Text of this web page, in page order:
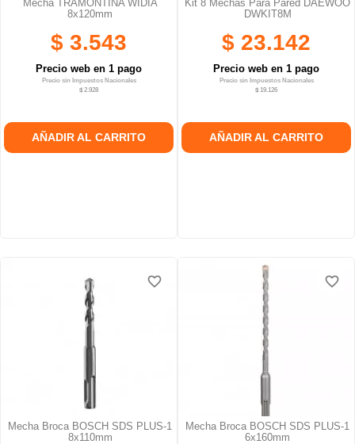
Mecha TRAMONTINA WIDIA
8x120mm
$ 3.543
Precio web en 1 pago
Precio sin Impuestos Nacionales
$ 2.928
AÑADIR AL CARRITO
Kit 8 Mechas Para Pared DAEWOO
DWKIT8M
$ 23.142
Precio web en 1 pago
Precio sin Impuestos Nacionales
$ 19.126
AÑADIR AL CARRITO
Mecha Broca BOSCH SDS PLUS-1
8x110mm
favorite_border
favorite_border
Mecha Broca BOSCH SDS PLUS-1
6x160mm
favorite_border
favorite_border